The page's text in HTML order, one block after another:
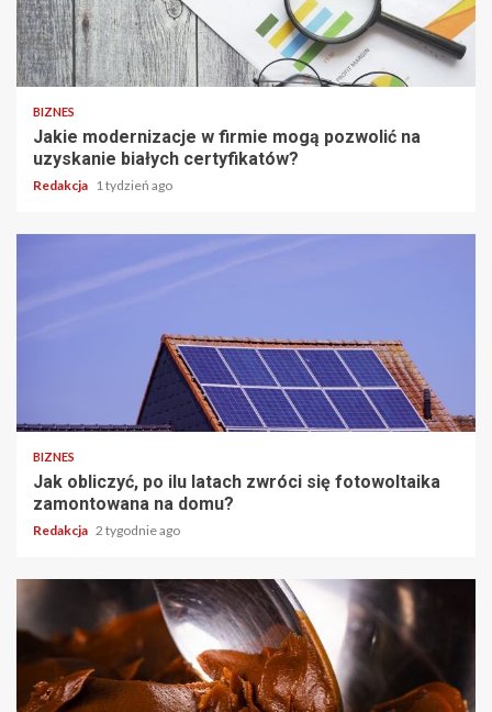
BIZNES
Jakie modernizacje w firmie mogą pozwolić na
uzyskanie białych certyfikatów?
Redakcja 1 tydzień ago
BIZNES
Jak obliczyć, po ilu latach zwróci się fotowoltaika
zamontowana na domu?
Redakcja 2 tygodnie ago